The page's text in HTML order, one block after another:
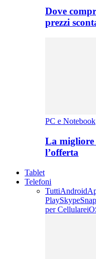
Dove
prezzi
PC e Notebook
La migliore
l’offerta
Tablet
Telefoni
TuttiAndroid
PlaySkype
per Cellulare